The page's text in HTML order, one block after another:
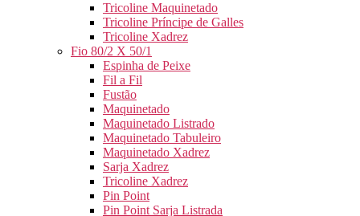
Tricoline Maquinetado
Tricoline Príncipe de Galles
Tricoline Xadrez
Fio 80/2 X 50/1
Espinha de Peixe
Fil a Fil
Fustão
Maquinetado
Maquinetado Listrado
Maquinetado Tabuleiro
Maquinetado Xadrez
Sarja Xadrez
Tricoline Xadrez
Pin Point
Pin Point Sarja Listrada